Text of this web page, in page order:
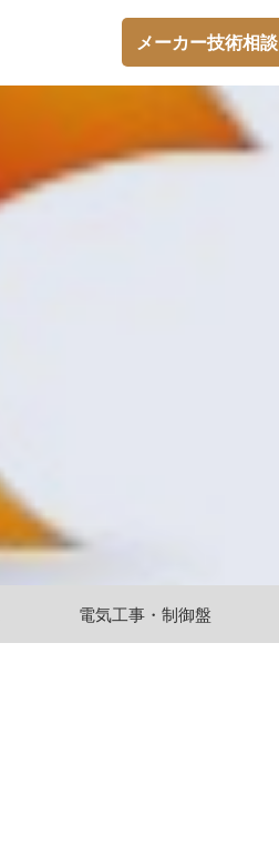
メーカー技術相談
電気工事・制御盤